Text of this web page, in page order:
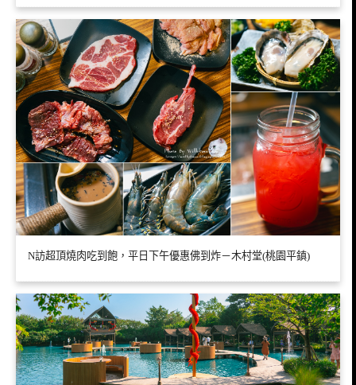
N訪超頂燒肉吃到飽，平日下午優惠佛到炸－木村堂(桃園平鎮)